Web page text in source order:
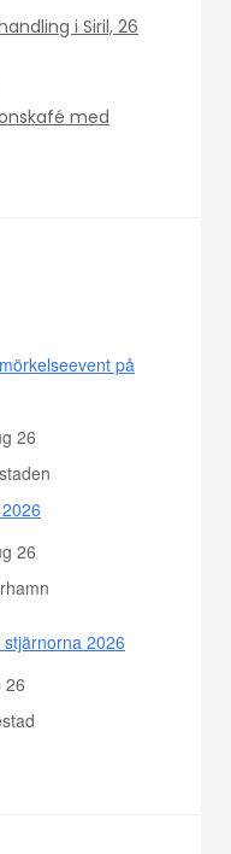
i Siril, 26
med
på
26
26
2026
26